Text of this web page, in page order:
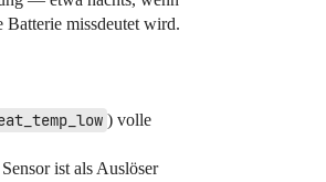
Batterie missdeutet wird.
) volle
ist als Auslöser